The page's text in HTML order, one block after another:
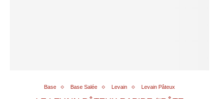
Base Base Salée Levain Levain Pâteux